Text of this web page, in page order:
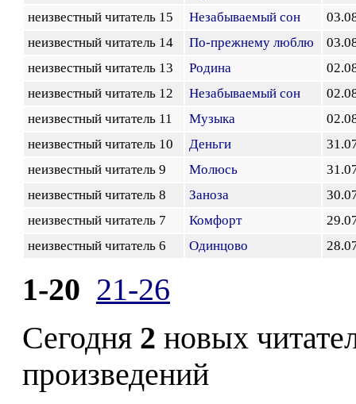
неизвестный читатель 15
Незабываемый сон
неизвестный читатель 14
По-прежнему люблю
неизвестный читатель 13
Родина
неизвестный читатель 12
Незабываемый сон
неизвестный читатель 11
Музыка
неизвестный читатель 10
Деньги
неизвестный читатель 9
Молюсь
неизвестный читатель 8
Заноза
неизвестный читатель 7
Комфорт
неизвестный читатель 6
Одинцово
1-20 21-26
Сегодня 2 новых
произведений